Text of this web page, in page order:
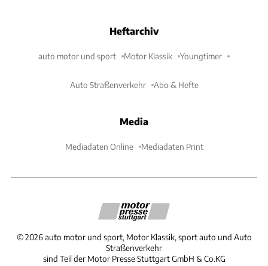
Heftarchiv
auto motor und sport Motor Klassik Youngtimer
Auto Straßenverkehr Abo & Hefte
Media
Mediadaten Online Mediadaten Print
©2026 auto motor und sport, Motor Klassik, sport auto und Auto
Straßenverkehr
sind Teil der Motor Presse Stuttgart GmbH & Co.KG